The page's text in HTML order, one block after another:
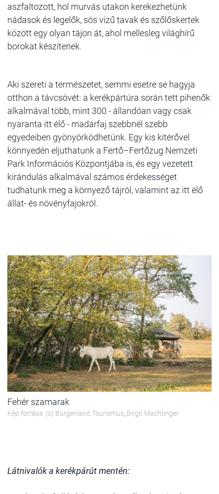
aszfaltozott, hol murvás utakon kerekezhetünk
nádasok és legelők, sós vizű tavak és szőlőskertek
között egy olyan tájon át, ahol mellesleg világhírű
borokat készítenek.
Aki szereti a természetet, semmi esetre se hagyja
otthon a távcsövét: a kerékpártúra során tett pihenők
alkalmával több, mint 300 - állandóan vagy csak
nyaranta itt élő - madárfaj szebbnél szebb
egyedeiben gyönyörködhetünk. Egy kis kitérővel
könnyedén eljuthatunk a Fertő–Fertőzug Nemzeti
Park Információs Központjába is, és egy vezetett
kirándulás alkalmával számos érdekességet
tudhatunk meg a környező tájról, valamint az itt élő
állat- és növényfajokról.
Fehér szamarak
Kép forrása: (c) Burgenland Tourismus_Birgit Machtinger
Látnivalók a kerékpárút mentén: